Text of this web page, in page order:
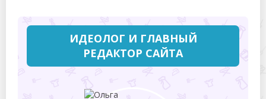
ИДЕОЛОГ И ГЛАВНЫЙ
РЕДАКТОР САЙТА